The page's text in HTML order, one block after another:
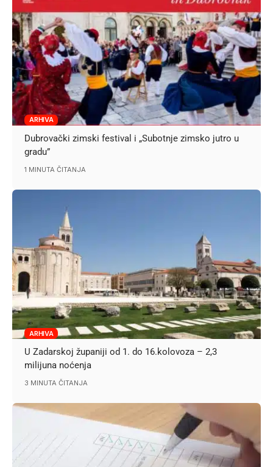
ARHIVA
Dubrovački zimski festival i „Subotnje zimsko jutro u
gradu”
1 MINUTA ČITANJA
ARHIVA
U Zadarskoj županiji od 1. do 16.kolovoza – 2,3
milijuna noćenja
3 MINUTA ČITANJA